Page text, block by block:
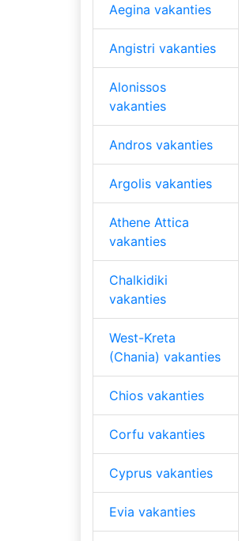
Aegina vakanties
Angistri vakanties
Alonissos
vakanties
Andros vakanties
Argolis vakanties
Athene Attica
vakanties
Chalkidiki
vakanties
West-Kreta
(Chania) vakanties
Chios vakanties
Corfu vakanties
Cyprus vakanties
Evia vakanties